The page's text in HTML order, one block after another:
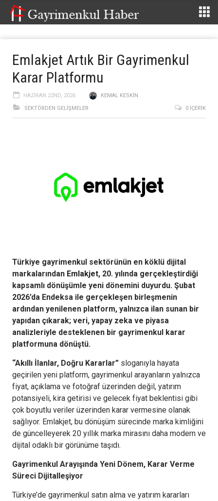
Emlakjet Artık Bir Gayrimenkul
Karar Platformu
HAZIRAN 22ND, 2026
KEMAL KESKIN
SEKTÖRDEN GELIŞMELER
0 İÇERIK
Türkiye gayrimenkul sektörünün en köklü dijital
markalarından Emlakjet, 20. yılında gerçekleştirdiği
kapsamlı dönüşümle yeni dönemini duyurdu. Şubat
2026’da Endeksa ile gerçekleşen birleşmenin
ardından yenilenen platform, yalnızca ilan sunan bir
yapıdan çıkarak; veri, yapay zeka ve piyasa
analizleriyle desteklenen bir gayrimenkul karar
platformuna dönüştü.
“Akıllı İlanlar, Doğru Kararlar” sloganıyla hayata
geçirilen yeni platform, gayrimenkul arayanların yalnızca
fiyat, açıklama ve fotoğraf üzerinden değil, yatırım
potansiyeli, kira getirisi ve gelecek fiyat beklentisi gibi
çok boyutlu veriler üzerinden karar vermesine olanak
sağlıyor. Emlakjet, bu dönüşüm sürecinde marka kimliğini
de güncelleyerek 20 yıllık marka mirasını daha modern ve
dijital odaklı bir görünüme taşıdı.
Gayrimenkul Arayışında Yeni Dönem, Karar Verme
Süreci Dijitalleşiyor
Türkiye’de gayrimenkul satın alma ve yatırım kararları